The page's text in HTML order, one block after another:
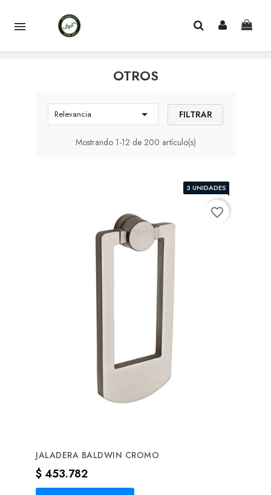

OTROS
Relevancia  FILTRAR
Mostrando 1-12 de 200 artículo(s)
3 UNIDADES
JALADERA BALDWIN CROMO
Precio
$ 453.782
favorite_border